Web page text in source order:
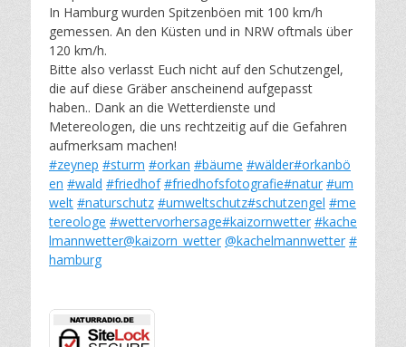
In Hamburg wurden Spitzenböen mit 100 km/h
gemessen. An den Küsten und in NRW oftmals über
120 km/h.
Bitte also verlasst Euch nicht auf den Schutzengel,
die auf diese Gräber anscheinend aufgepasst
haben.. Dank an die Wetterdienste und
Metereologen, die uns rechtzeitig auf die Gefahren
aufmerksam machen!
#zeynep #sturm #orkan #bäume #wälder#orkanbö
en #wald #friedhof #friedhofsfotografie#natur #um
welt #naturschutz #umweltschutz#schutzengel #me
tereologe #wettervorhersage#kaizornwetter #kache
lmannwetter@kaizorn_wetter @kachelmannwetter #
hamburg